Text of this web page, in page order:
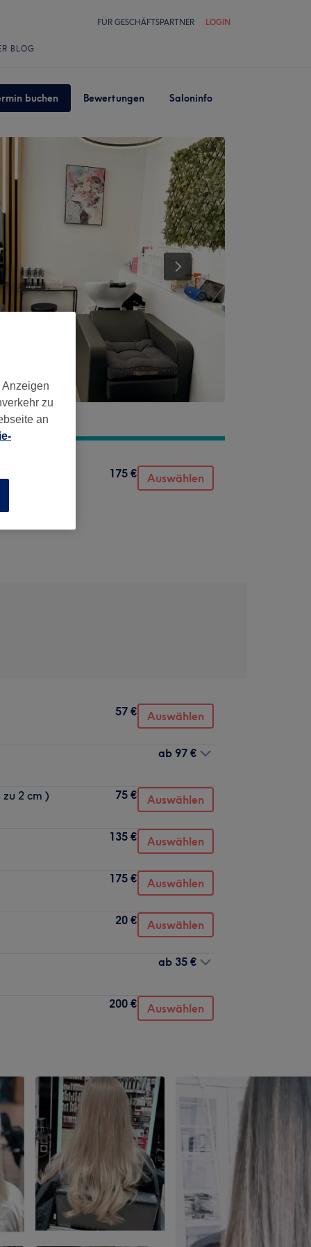
FÜR GESCHÄFTSPARTNER LOGIN
BLOG
buchen Bewertungen Saloninfo
175 € Auswählen
57 € Auswählen
ab 97 €
2 cm ) 75 € Auswählen
135 € Auswählen
175 € Auswählen
20 € Auswählen
ab 35 €
200 € Auswählen
zu
an